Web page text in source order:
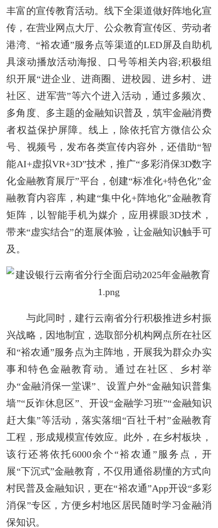
丰富的宣传教育活动。线下全渠道做好阵地化宣
传，在营业网点大厅、公众教育宣传区、劳动者
港湾、“裕农通”服务点等渠道的LED屏及自助机
具滚动播放活动海报、口号等相关内容;积极组
织开展“进企业、进商圈、进校园、进乡村、进
社区、进军营”等六个进入活动，通过多频次、
多角度、多主题的金融知识普及，筑牢金融消费
者权益保护屏障。线上，除依托官方微信公众
号、视频号，发布各类宣传内容外，还借助“智
能AI+虚拟VR+3D”技术，推广“多彩消保3D数字
化金融教育展厅”平台，创建“标准化+特色化”金
融教育内容库，构建“集中化+阵地化”金融教育
矩阵，以智能手机为媒介，应用裸眼3D技术，
带来“虚实结合”的逛展体验，让金融知识触手可
及。
与此同时，建行云南省分行积极推进乡村振
兴战略，因地制宜，选取部分机构网点所在社区
和“裕农通”服务点为主阵地，开展我为群众办实
事和特色金融教育动。通过在社区、乡村举
办“金融消保一堂课”、设置户外“金融知识普集
墙”“反诈休息区”、开设“金融学习班”“金融知识
赶大集”等活动，落实落细“百社千村”金融教育
工程，形成规模宣传效应。此外，在乡村板块，
该行还将依托6000余个“裕农通”服务点，开
展“下沉式”金融教育，不仅用通俗易懂的方式向
村民普及金融知识，更在“裕农通”App开设“多彩
消保”专区，方便乡村地区居民随时学习金融消
保知识。